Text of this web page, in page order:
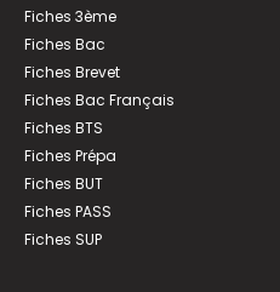
Fiches 3ème
Fiches Bac
Fiches Brevet
Fiches Bac Français
Fiches BTS
Fiches Prépa
Fiches BUT
Fiches PASS
Fiches SUP